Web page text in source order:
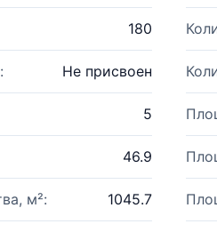
180
Не присвоен
5
46.9
м²: 1045.7